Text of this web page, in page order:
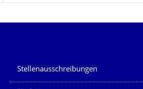
Stellenausschreibungen